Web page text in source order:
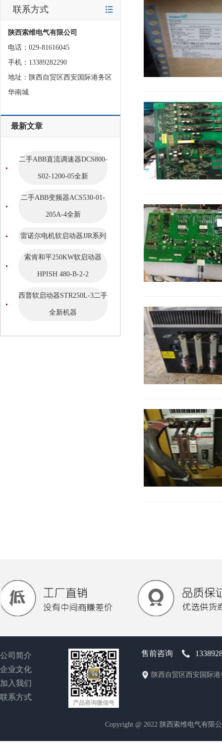
联系方式
陕西索维电气有限公司
电话：029-81616045
手机：13389282290
地址：陕西自贸区西安国际港务区
华南城
最新文章
二手ABB直流调速器DCS800-
S02-1200-05全新
二手ABB变频器ACS530-01-
205A-4全新
雷诺尔电机软启动器JJR系列
索肯和平250KW软启动器
HPISH 480-B-2-2
西普软启动器STR250L-3二手
全新机器
公司简介
企业文化
加入我们
联系方式
产品咨询微信号
售前咨询
陕西自贸区西安国际
Copyright @ 2022 陕西索维电气有限